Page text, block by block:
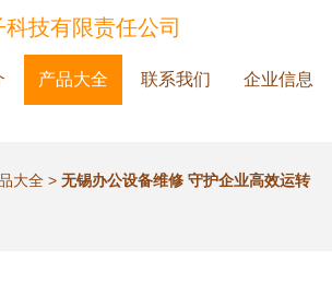
技有限责任公司
产品大全 联系我们 企业信息
大全 > 无锡办公设备维修 守护企业高效运转